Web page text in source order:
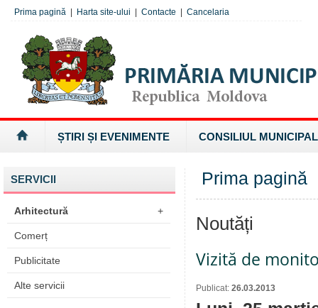
Prima pagină Harta site-ului Contacte Cancelaria
ȘTIRI ȘI EVENIMENTE CONSILIUL MUNICIPAL
SERVICII
Arhitectură +
Comerț
Publicitate
Alte servicii
Prima pagină
Noutăți
Vizită de
Publicat: 26.03.2013